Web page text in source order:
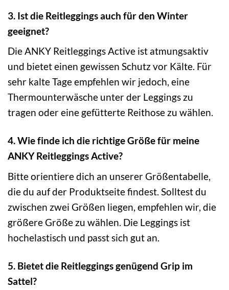
3. Ist die Reitleggings auch für den Winter
geeignet?
Die ANKY Reitleggings Active ist atmungsaktiv
und bietet einen gewissen Schutz vor Kälte. Für
sehr kalte Tage empfehlen wir jedoch, eine
Thermounterwäsche unter der Leggings zu
tragen oder eine gefütterte Reithose zu wählen.
4. Wie finde ich die richtige Größe für meine
ANKY Reitleggings Active?
Bitte orientiere dich an unserer Größentabelle,
die du auf der Produktseite findest. Solltest du
zwischen zwei Größen liegen, empfehlen wir, die
größere Größe zu wählen. Die Leggings ist
hochelastisch und passt sich gut an.
5. Bietet die Reitleggings genügend Grip im
Sattel?